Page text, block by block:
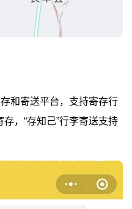
和寄送平台，支持寄存行
，“存知己”行李寄送支持